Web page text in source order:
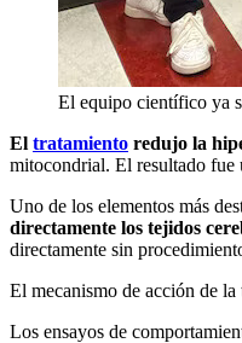
El equipo científico ya
El tratamiento redujo la
mitocondrial. El resultado fue
Uno de los elementos más
directamente los tejidos
directamente sin
El mecanismo de acción de
Los ensayos de